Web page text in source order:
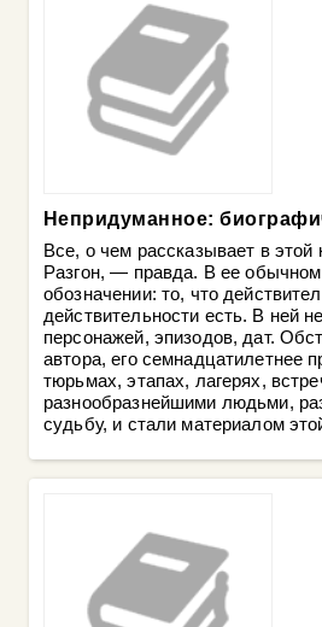
Непридуманное:
Все, о чем рассказывает в этой
Разгон, — правда. В ее
обозначении: то, что
действительности есть. В ней
персонажей, эпизодов, дат.
автора, его семнадцатилетнее
тюрьмах, этапах, лагерях,
разнообразнейшими людьми,
судьбу, и стали материалом